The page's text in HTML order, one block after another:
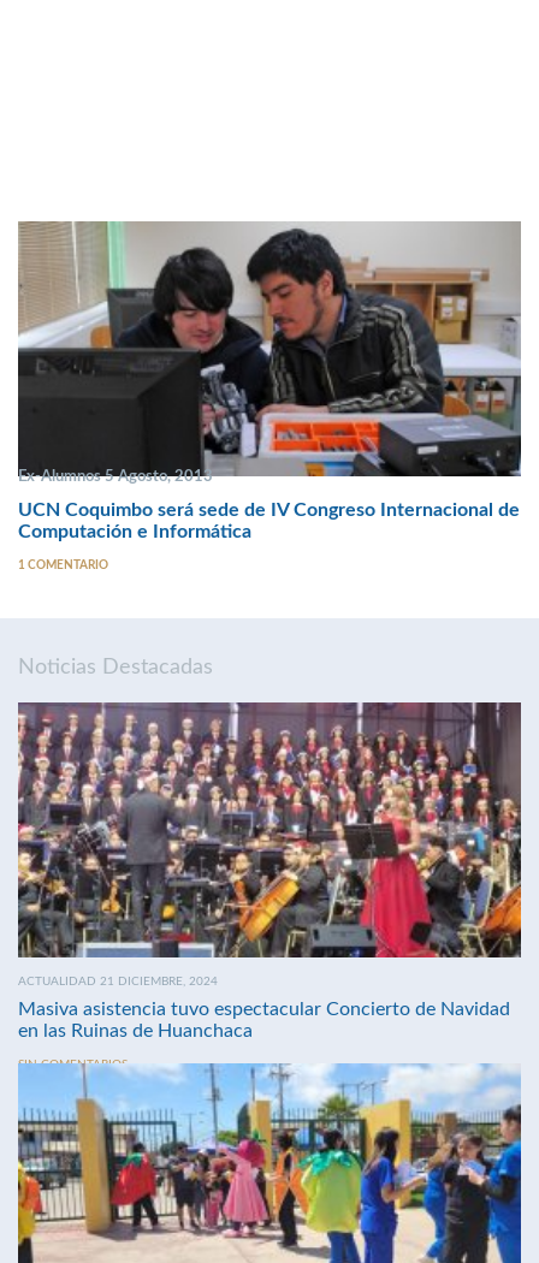
Ex-Alumnos 5 Agosto, 2013
UCN Coquimbo será sede de IV Congreso Internacional de
Computación e Informática
1 COMENTARIO
Noticias Destacadas
ACTUALIDAD 21 DICIEMBRE, 2024
Masiva asistencia tuvo espectacular Concierto de Navidad
en las Ruinas de Huanchaca
SIN COMENTARIOS